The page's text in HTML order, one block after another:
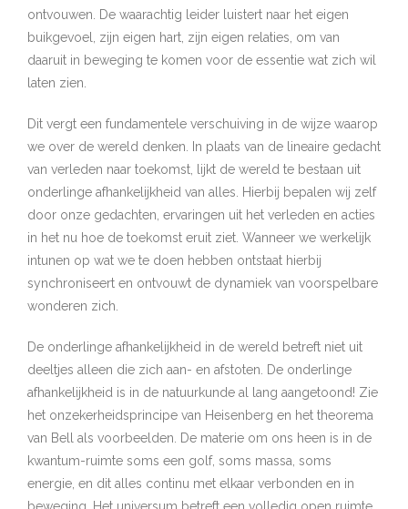
ontvouwen. De waarachtig leider luistert naar het eigen
buikgevoel, zijn eigen hart, zijn eigen relaties, om van
daaruit in beweging te komen voor de essentie wat zich wil
laten zien.
Dit vergt een fundamentele verschuiving in de wijze waarop
we over de wereld denken. In plaats van de lineaire gedacht
van verleden naar toekomst, lijkt de wereld te bestaan uit
onderlinge afhankelijkheid van alles. Hierbij bepalen wij zelf
door onze gedachten, ervaringen uit het verleden en acties
in het nu hoe de toekomst eruit ziet. Wanneer we werkelijk
intunen op wat we te doen hebben ontstaat hierbij
synchroniseert en ontvouwt de dynamiek van voorspelbare
wonderen zich.
De onderlinge afhankelijkheid in de wereld betreft niet uit
deeltjes alleen die zich aan- en afstoten. De onderlinge
afhankelijkheid is in de natuurkunde al lang aangetoond! Zie
het onzekerheidsprincipe van Heisenberg en het theorema
van Bell als voorbeelden. De materie om ons heen is in de
kwantum-ruimte soms een golf, soms massa, soms
energie, en dit alles continu met elkaar verbonden en in